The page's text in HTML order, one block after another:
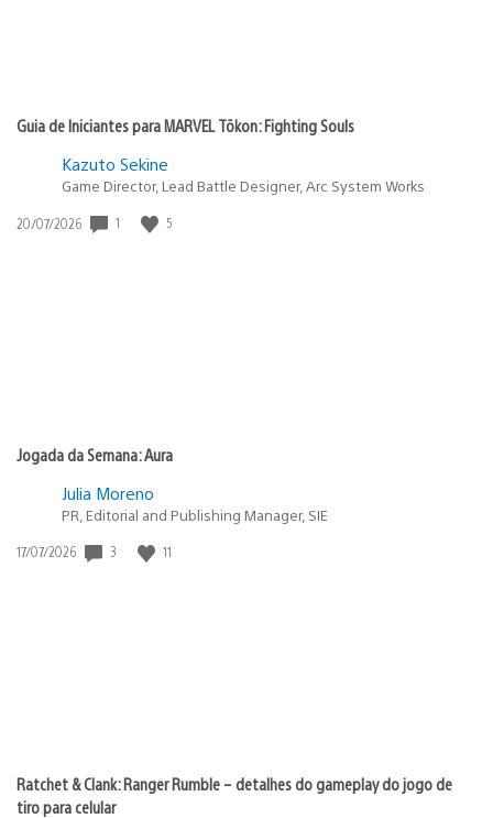
Guia de Iniciantes para MARVEL Tōkon: Fighting Souls
Kazuto Sekine
Game Director, Lead Battle Designer, Arc System Works
Data
20/07/2026 1 5
Jogada da Semana: Aura
Julia Moreno
PR, Editorial and Publishing Manager, SIE
Data
17/07/2026 3 11
Ratchet & Clank: Ranger Rumble – detalhes do gameplay do jogo de
tiro para celular